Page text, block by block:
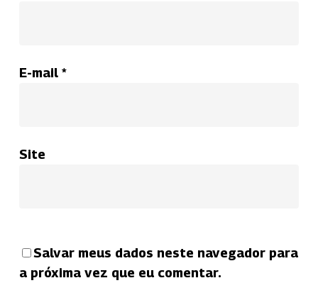
E-mail *
Site
Salvar meus dados neste navegador para
a próxima vez que eu comentar.